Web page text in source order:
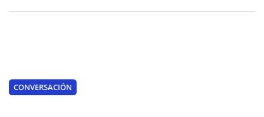
CONVERSACIÓN